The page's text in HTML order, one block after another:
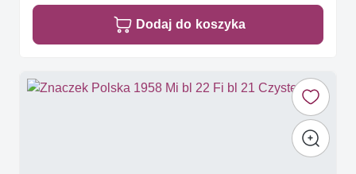
Dodaj do koszyka